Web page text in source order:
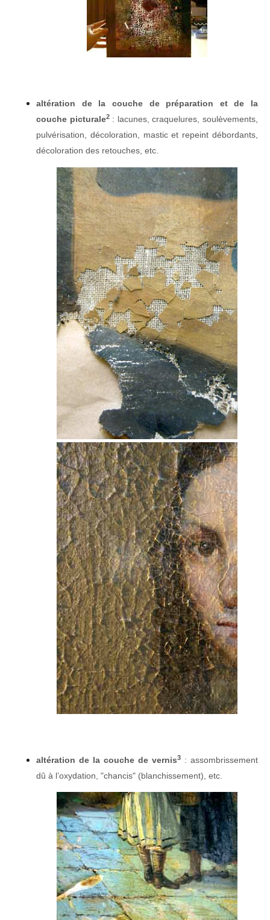
altération de la couche de préparation et de la
couche picturale2: lacunes, craquelures, soulèvements,
pulvérisation, décoloration, mastic et repeint débordants,
décoloration des retouches, etc.
altération de la couche de vernis3 : assombrissement
dû à l’oxydation, "chancis" (blanchissement), etc.